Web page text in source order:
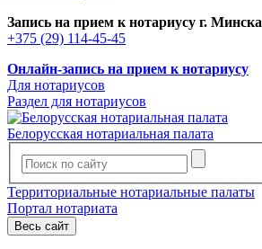
Запись на прием к нотариусу г. Минска
+375 (29) 114-45-45
Онлайн-запись на прием к нотариусу
Для нотариусов
Раздел для нотариусов
Белорусская нотариальная палата
Территориальные нотариальные палаты
Портал нотариата
Весь сайт